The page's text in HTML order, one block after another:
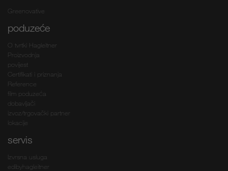
Greenovative
poduzeće
O tvrtki Hagleitner
Proizvodnja
povijest
Certifikati i priznanja
Reference
film poduzeća
dobavljači
izvoz/trgovački partner
lokacije
servis
Izvrsna usluga
edibyhagleitner